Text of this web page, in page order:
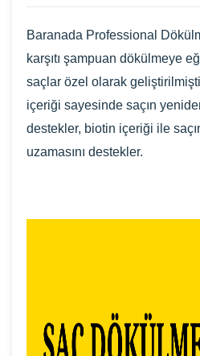
Baranada Professional
karşıtı şampuan dökülmeye
saçlar özel olarak
içeriği sayesinde saçın
destekler, biotin içeriği ile
uzamasını destekler.